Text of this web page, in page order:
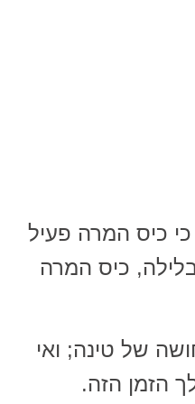
כי כיס המרה פעיל
בלילה; במיוחד במהלך בשעתיים אלו. בין 11 ל -1 בלילה, כיס המרה
של טינה; ואי
הזמן הזה.